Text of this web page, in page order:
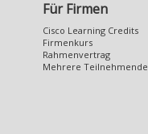
Für Firmen
Cisco Learning Credits
Firmenkurs
Rahmenvertrag
Mehrere Teilnehmende